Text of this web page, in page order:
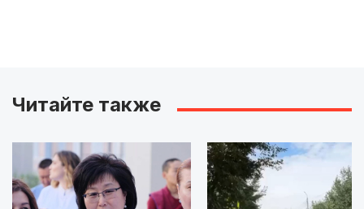
Читайте также